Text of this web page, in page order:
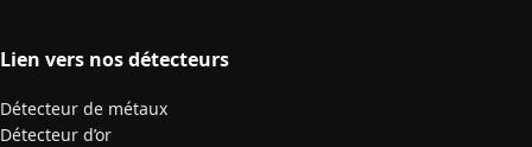
Lien vers nos détecteurs
Détecteur de métaux
Détecteur d’or